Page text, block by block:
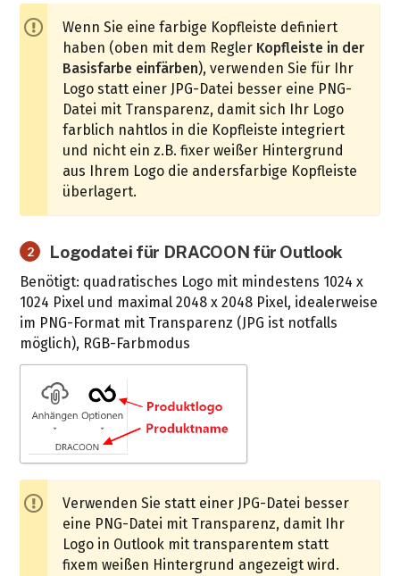
Wenn Sie eine farbige Kopfleiste definiert
haben (oben mit dem Regler Kopfleiste in der
Basisfarbe einfärben), verwenden Sie für Ihr
Logo statt einer JPG-Datei besser eine PNG-
Datei mit Transparenz, damit sich Ihr Logo
farblich nahtlos in die Kopfleiste integriert
und nicht ein z.B. fixer weißer Hintergrund
aus Ihrem Logo die andersfarbige Kopfleiste
überlagert.
2 Logodatei für DRACOON für Outlook
Benötigt: quadratisches Logo mit mindestens 1024 x
1024 Pixel und maximal 2048 x 2048 Pixel, idealerweise
im PNG-Format mit Transparenz (JPG ist notfalls
möglich), RGB-Farbmodus
Verwenden Sie statt einer JPG-Datei besser
eine PNG-Datei mit Transparenz, damit Ihr
Logo in Outlook mit transparentem statt
fixem weißen Hintergrund angezeigt wird.